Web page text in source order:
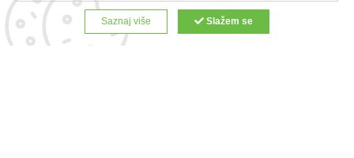
Torbe i putovanja
Kuhinjski setovi
Alati i oprema
Relaksacija, lepota i zdravlje
Kalendari
Custom proizvodi
Digitalna štampa
Saznaj više Slažem se